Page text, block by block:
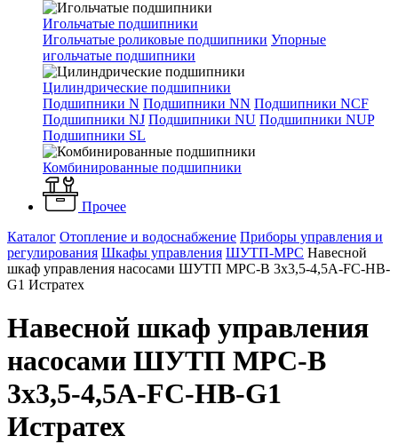
Игольчатые подшипники
Игольчатые роликовые подшипники Упорные
игольчатые подшипники
Цилиндрические подшипники
Подшипники N Подшипники NN Подшипники NCF
Подшипники NJ Подшипники NU Подшипники NUP
Подшипники SL
Комбинированные подшипники
Прочее
Каталог Отопление и водоснабжение Приборы управления и
регулирования Шкафы управления ШУТП-MPC Навесной
шкаф управления насосами ШУТП MPC-B 3x3,5-4,5A-FC-HB-
G1 Истратех
Навесной шкаф управления
насосами ШУТП MPC-B
3x3,5-4,5A-FC-HB-G1
Истратех